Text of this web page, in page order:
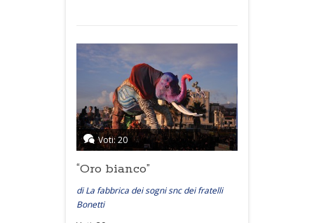
Voti: 20
“Oro bianco”
di La fabbrica dei sogni snc dei fratelli
Bonetti